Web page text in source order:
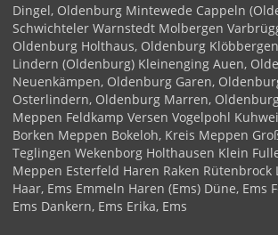
Dingel, Oldenburg Mintewede Cappeln
Schwichteler Warnstedt Molbergen
Oldenburg Holthaus, Oldenburg
Lindern (Oldenburg) Kleinenging Auen,
Neuenkämpen, Oldenburg Garen,
Osterlindern, Oldenburg Marren,
Meppen Feldkamp Versen Vogelpohl
Borken Meppen Bokeloh, Kreis Meppen
Teglingen Wekenborg Holthausen Klein
Meppen Esterfeld Haren Raken Rütenbrock
Haar, Ems Emmeln Haren (Ems) Düne, Ems
Ems Dankern, Ems Erika, Ems